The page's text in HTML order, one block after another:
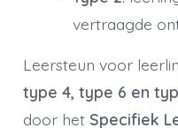
vertraagde
Leersteun voor
type 4, type 6 en
door het Specifiek